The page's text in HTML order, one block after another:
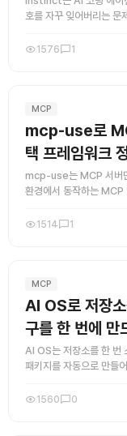
호를 자꾸 잊어버리는 문
1576 1
MCP
mcp-use로
택 프레임워크
mcp-use는 MCP 서버
환경에서 동작하는 MCP
1514 1
MCP
AI OS로 저장
구를 한 번에 만
AI OS는 저장소를 한 번
패키지를 자동으로 만들
1560 0